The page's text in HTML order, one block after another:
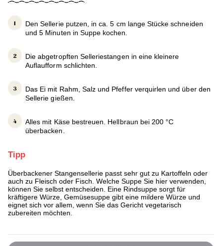
Den Sellerie putzen, in ca. 5 cm lange Stücke schneiden
und 5 Minuten in Suppe kochen.
Die abgetropften Selleriestangen in eine kleinere
Auflaufform schlichten.
Das Ei mit Rahm, Salz und Pfeffer verquirlen und über den
Sellerie gießen.
Alles mit Käse bestreuen. Hellbraun bei 200 °C
überbacken.
Tipp
Überbackener Stangensellerie passt sehr gut zu Kartoffeln oder
auch zu Fleisch oder Fisch. Welche Suppe Sie hier verwenden,
können Sie selbst entscheiden. Eine Rindsuppe sorgt für
kräftigere Würze, Gemüsesuppe gibt eine mildere Würze und
eignet sich vor allem, wenn Sie das Gericht vegetarisch
zubereiten möchten.